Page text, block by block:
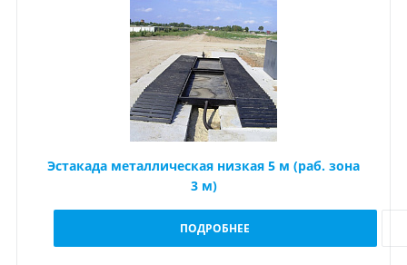
Эстакада металлическая низкая 5 м (раб. зона
3 м)
ПОДРОБНЕЕ